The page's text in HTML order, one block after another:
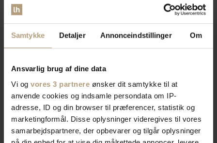
Samtykke Detaljer Annonceindstillinger Om
Ansvarlig brug af dine data
Vi og vores 3 partnere ønsker dit samtykke til at
anvende cookies og indsamle persondata om IP-
adresse, ID og din browser til præferencer, statistik og
marketingformål. Disse oplysninger videregives til vores
samarbejdspartnere, der opbevarer og tilgår oplysninger